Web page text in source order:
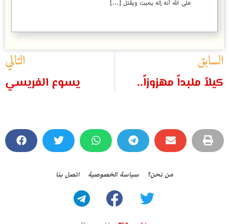
على الله أنه إله يميت ويقتل [...]
السابق
كيلاً ملبداً مهزوزاً..
التالي
يسوع الفريسي
من نحن؟ سياسة الخصوصية اتصل بنا